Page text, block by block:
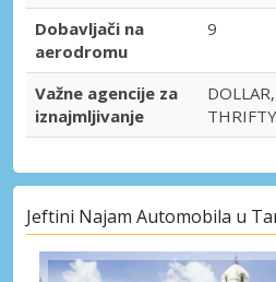
Dobavljači na
aerodromu
9
Važne agencije za
iznajmljivanje
THRIFTY
Jeftini Najam Automobila u